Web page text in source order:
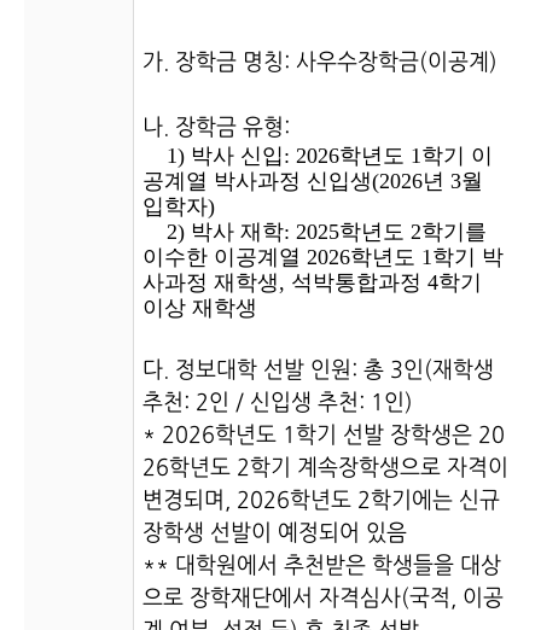
가. 장학금 명칭: 사우수장학금(이공계)
나. 장학금 유형:
1) 박사 신입: 2026학년도 1학기 이
공계열 박사과정 신입생(2026년 3월
입학자)
2) 박사 재학: 2025학년도 2학기를
이수한 이공계열 2026학년도 1학기 박
사과정 재학생, 석박통합과정 4학기
이상 재학생
다. 정보대학 선발 인원: 총 3인(재학생
추천: 2인 / 신입생 추천: 1인)
* 2026학년도 1학기 선발 장학생은 20
26학년도 2학기 계속장학생으로 자격이
변경되며, 2026학년도 2학기에는 신규
장학생 선발이 예정되어 있음
** 대학원에서 추천받은 학생들을 대상
으로 장학재단에서 자격심사(국적, 이공